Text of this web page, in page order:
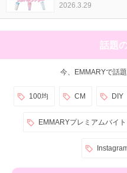
2026.3.29
話題
今、EMMARYで話
100均 CM DIY
EMMARYプレミアムバイト